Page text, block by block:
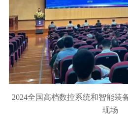
2024全国高档数控系统和智能装
现场